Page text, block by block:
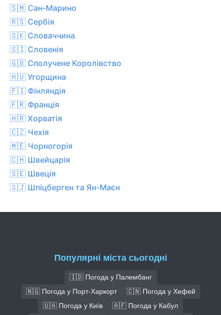
🇸🇲 Сан-Марино
🇷🇸 Сербія
🇸🇰 Словаччина
🇸🇮 Словенія
🇬🇧 Сполучене Королівство
🇭🇺 Угорщина
🇫🇮 Фінляндія
🇫🇷 Франція
🇭🇷 Хорватія
🇨🇿 Чехiя
🇲🇪 Чорногорія
🇨🇭 Швейцарія
🇸🇪 Швеція
🇸🇯 Шпіцберген та Ян-Маєн
Популярні міста сьогодні
🇮🇩 Погода у Палембанг
🇳🇬 Погода у Порт-Харкорт
🇨🇳 Погода у Хефей
🇺🇦 Погода у Київ
🇦🇫 Погода у Кабул